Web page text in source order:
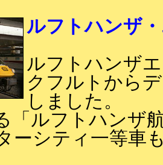
ルフトハンザ
ルフトハンザ
クフルトから
しました。
「ルフトハンザ
ーシティ一等車